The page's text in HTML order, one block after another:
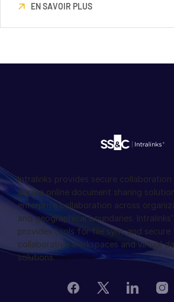
EN SAVOIR PLUS
Intralinks provides secure
secure online document sharing
enterprise collaboration across
and geographical boundaries.
provides tools for file sync and secure
collaborative workspaces and virtual
solutions.